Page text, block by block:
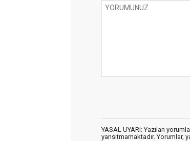
YASAL UYARI: Yazılan
yansıtmamaktadır. Yorumlar,